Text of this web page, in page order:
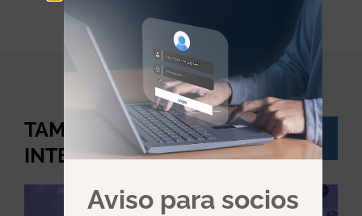
TAMBIÉN TE PUEDE
INTERESAR:
Ver
todo
Aviso para socios